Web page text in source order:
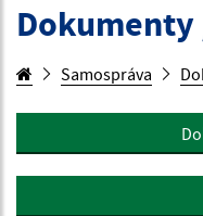
Samospráva